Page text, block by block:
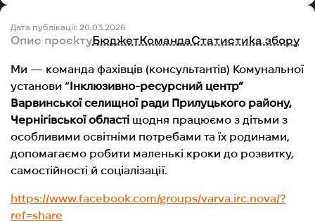
Дата публікації: 20.03.2026
Опис проєктуБюджетКомандаСтатистика збору
Ми — команда фахівців (консультантів) Комунальної
установи “Інклюзивно-ресурсний центр”
Варвинської селищної ради Прилуцького району,
Чернігівської області щодня працюємо з дітьми з
особливими освітніми потребами та їх родинами,
допомагаємо робити маленькі кроки до розвитку,
самостійності й соціалізації.
https://www.facebook.com/groups/varva.irc.nova/?
ref=share